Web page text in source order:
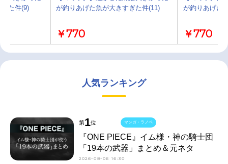
た件(9)
が釣りあげた魚が大きすぎた件(11)
￥770
が釣りあげた
￥770
人気ランキング
第1位
『ONE PIECE』イム様・神の騎士団
「19本の武器」まとめ＆元ネタ
2026-08-06 16:30
マンガ・ラノベ